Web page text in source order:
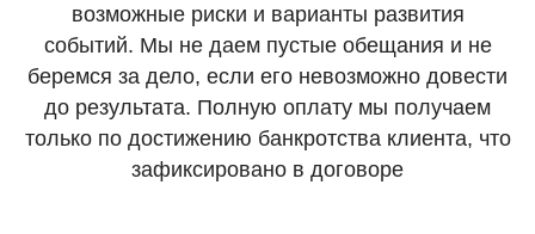
возможные риски и варианты развития
событий. Мы не даем пустые обещания и не
беремся за дело, если его невозможно довести
до результата. Полную оплату мы получаем
только по достижению банкротства клиента, что
зафиксировано в договоре